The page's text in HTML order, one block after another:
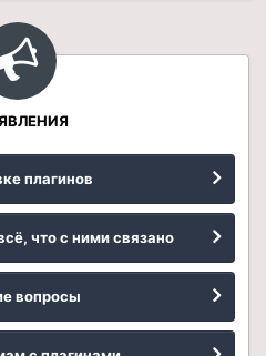
плагинов
что с ними связано
вопросы